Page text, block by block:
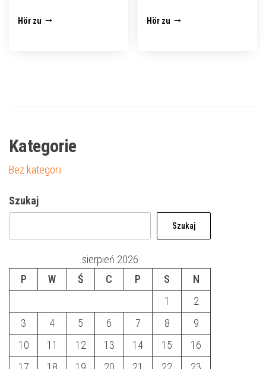
Hör zu Hör zu
Kategorie
Bez kategorii
Szukaj
Szukaj
sierpień 2026
P
W Ś C P S
N
1
2
3
4 5 6 7 8
9
10
11 12 13 14 15
16